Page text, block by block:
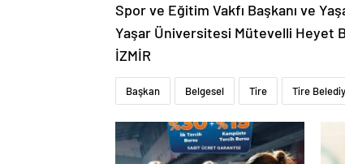
Spor ve Eğitim Vakfı Başkanı ve
Yaşar Üniversitesi Mütevelli Heyet
İZMİR
Başkan Belgesel Tire Tire